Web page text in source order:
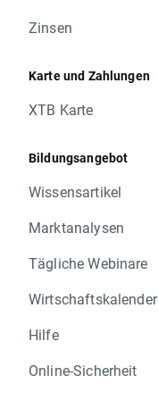
Zinsen
Karte und Zahlungen
XTB Karte
Bildungsangebot
Wissensartikel
Marktanalysen
Tägliche Webinare
Wirtschaftskalender
Hilfe
Online-Sicherheit